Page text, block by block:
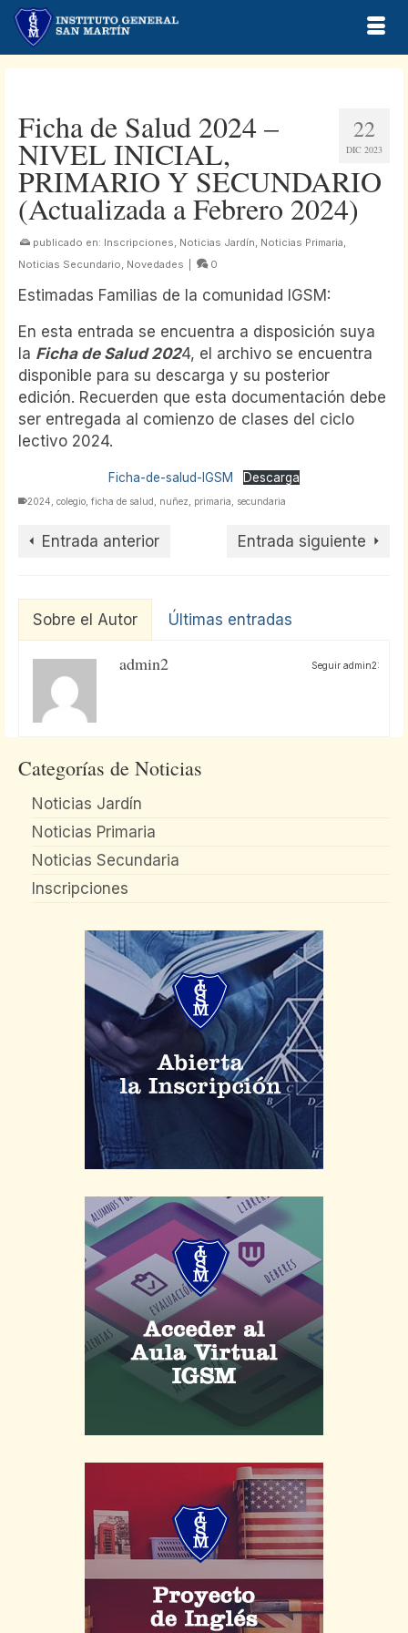
22
DIC 2023
Ficha de Salud 2024 –
NIVEL INICIAL,
PRIMARIO Y SECUNDARIO
(Actualizada a Febrero 2024)
publicado en: Inscripciones, Noticias Jardín, Noticias Primaria,
Noticias Secundario, Novedades 0
Estimadas Familias de la comunidad IGSM:
En esta entrada se encuentra a disposición suya
la Ficha de Salud 2024, el archivo se encuentra
disponible para su descarga y su posterior
edición. Recuerden que esta documentación debe
ser entregada al comienzo de clases del ciclo
lectivo 2024.
Ficha-de-salud-IGSM Descarga
2024 colegio ficha de salud nuñez primaria secundaria
Entrada anterior Entrada siguiente
Sobre el Autor Últimas entradas
Seguir admin2:
admin2
Categorías de Noticias
Noticias Jardín
Noticias Primaria
Noticias Secundaria
Inscripciones